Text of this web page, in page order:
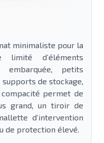
minimaliste pour la
limité d’éléments
embarquée, petits
de stockage,
permet de
grand, un tiroir de
d’intervention
de protection élevé.